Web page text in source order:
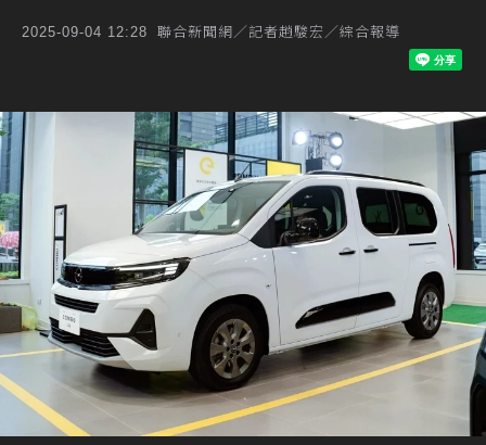
2025-09-04 12:28 聯合新聞網／記者趙駿宏／綜合報導